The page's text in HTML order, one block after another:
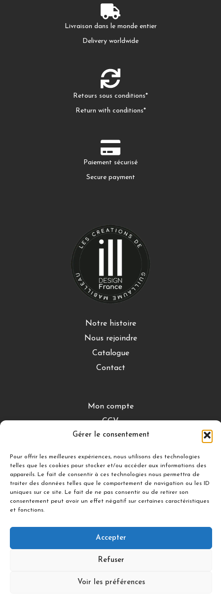
Gérer le consentement
Pour offrir les meilleures expériences, nous utilisons des technologies
telles que les cookies pour stocker et/ou accéder aux informations des
appareils. Le fait de consentir à ces technologies nous permettra de
traiter des données telles que le comportement de navigation ou les ID
uniques sur ce site. Le fait de ne pas consentir ou de retirer son
consentement peut avoir un effet négatif sur certaines caractéristiques
et fonctions.
Accepter
Refuser
Voir les préférences
Livraison dans le monde entier
Delivery worldwide
Retours sous conditions*
Return with conditions*
Paiement sécurisé
Secure payment
Notre histoire
Nous rejoindre
Catalogue
Contact
Mon compte
CGV
Mentions légales
DÉCOUVRIR
Nuances Gourmandes
Suivez-nous
© 2021 illDESIGN-France